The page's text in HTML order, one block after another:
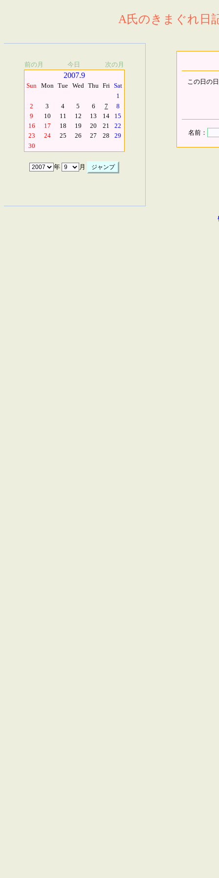
A氏のきまぐれ日
前の月 今日 次の月
2007.9
Sun Mon Tue Wed Thu Fri Sat
1
2
3 4 5 6 7
8
9
10 11 12 13 14
15
16
17 18 19 20 21
22
23
24 25 26 27 28
29
30
年 月
この日の
名前：